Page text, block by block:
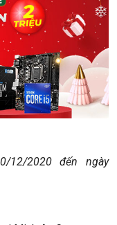
12/2020 đến ngày